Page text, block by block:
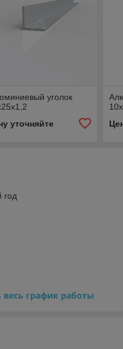
уголок
уточняйте
год
весь график работы